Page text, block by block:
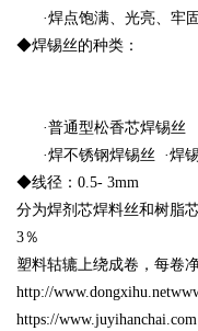
·焊点饱满、光亮、牢
◆焊锡丝的种类：
·普通型松香芯焊锡丝
·焊不锈钢焊锡丝 ·焊锡,
◆线径：0.5- 3mm
分为焊剂芯焊料丝和树脂
3％
塑料轱辘上绕成卷，每卷
http://
https://